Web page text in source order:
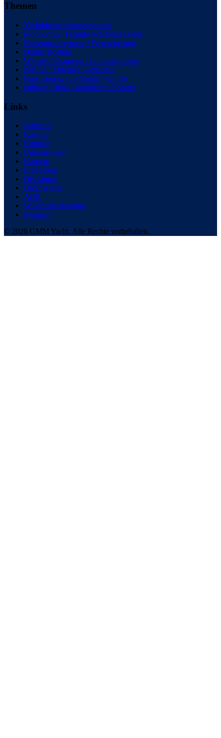
Themen
Yachtüberwachungssysteme
Monitoring - Fernüberwachung Boote
Flottenmanagement / Fernsteuerung
Digital Boating
Wärmebildkameras / Infrarotkameras
NMEA / Ethernet / Actisense
Korrosionsschutz Boote / Schiffe
faltbare eBikes / klappbare eScooter
Links
Startseite
Katalog
Kontakt
Unternehmen
Karriere
Impressum
Disclaimer
Datenschutz
AGB
Widerrufsbelehrung
Sitemap
© 2026 GMM Yacht. Alle Rechte vorbehalten.